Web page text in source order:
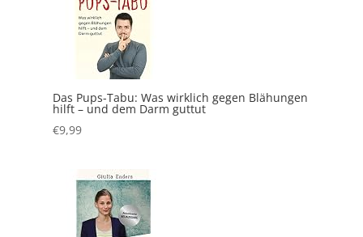
Das Pups-Tabu: Was wirklich gegen Blähungen
hilft – und dem Darm guttut
€9,99